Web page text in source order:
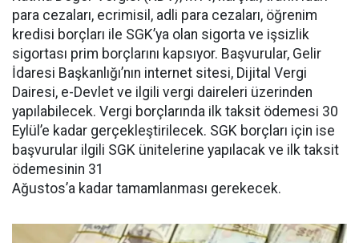
para cezaları, ecrimisil, adli para cezaları, öğrenim
kredisi borçları ile SGK’ya olan sigorta ve işsizlik
sigortası prim borçlarını kapsıyor. Başvurular, Gelir
İdaresi Başkanlığı’nın internet sitesi, Dijital Vergi
Dairesi, e-Devlet ve ilgili vergi daireleri üzerinden
yapılabilecek. Vergi borçlarında ilk taksit ödemesi 30
Eylül’e kadar gerçekleştirilecek. SGK borçları için ise
başvurular ilgili SGK ünitelerine yapılacak ve ilk taksit
ödemesinin 31
Ağustos’a kadar tamamlanması gerekecek.